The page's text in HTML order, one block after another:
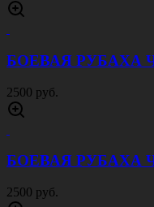
БОЕВАЯ РУБАХА
2500 руб.
БОЕВАЯ РУБАХА
2500 руб.